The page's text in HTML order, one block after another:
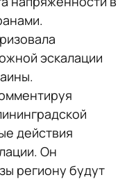
эскалации
действия
Он
региону будут